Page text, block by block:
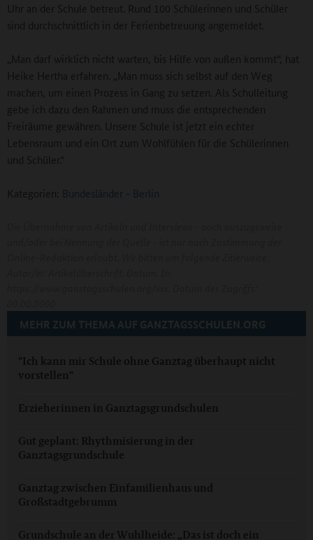
Uhr an der Schule betreut. Rund 100 Schülerinnen und Schüler
sind durchschnittlich in der Ferienbetreuung angemeldet.
„Man darf wirklich nicht warten, bis Hilfe von außen kommt“, hat
Heike Hertha erfahren. „Man muss sich selbst auf den Weg
machen, um einen Prozess in Gang zu setzen. Als Schulleitung
gebe ich dazu den Rahmen und muss die entsprechenden
Freiräume gewähren. Unsere Schule ist jetzt ein echter
Lebensraum und ein Ort zum Wohlfühlen für die Schülerinnen
und Schüler.“
Kategorien: Bundesländer - Berlin
MEHR ZUM THEMA AUF GANZTAGSSCHULEN.ORG
"Ich kann mir Schule ohne Ganztag überhaupt nicht
vorstellen"
Erzieherinnen in Ganztagsgrundschulen
Gut geplant: Rhythmisierung in der
Ganztagsgrundschule
Ganztag zwischen Einfamilienhaus und
Großstadtgebrumm
Grundschule an der Wuhlheide: „Das ist doch ein